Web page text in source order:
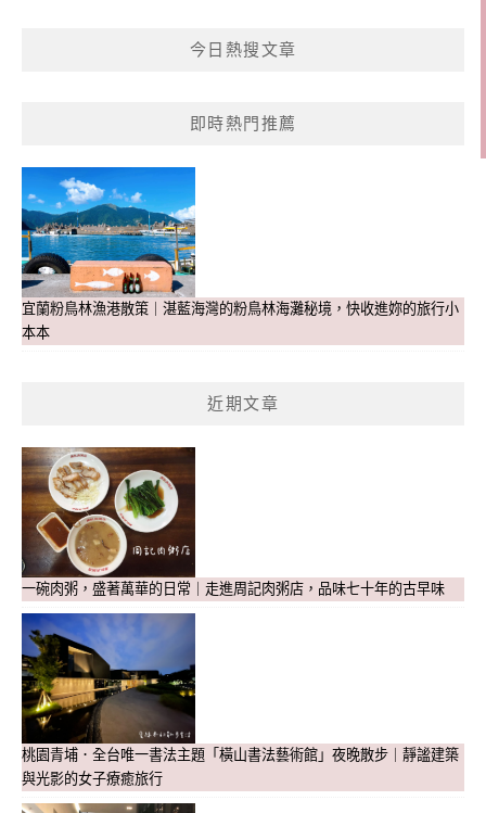
今日熱搜文章
即時熱門推薦
宜蘭粉鳥林漁港散策｜湛藍海灣的粉鳥林海灘秘境，快收進妳的旅行小
本本
近期文章
一碗肉粥，盛著萬華的日常｜走進周記肉粥店，品味七十年的古早味
桃園青埔．全台唯一書法主題「橫山書法藝術館」夜晚散步｜靜謐建築
與光影的女子療癒旅行